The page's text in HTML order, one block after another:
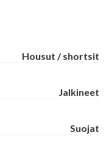
Housut / shortsit
Jalkineet
Suojat